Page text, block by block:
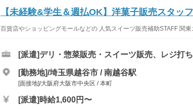
【未経験&学生＆週払OK】洋菓子販売スタッ
百貨店やショッピングモールなどの 人気スイーツ販売補助STAFF 関
[派遣]デリ・惣菜販売・スイーツ販売、レジ打
[勤務地]/埼玉県越谷市 / 南越谷駅
[面接地]/大阪府大阪市中央区 / 本町
[派遣] 時給1,600円〜